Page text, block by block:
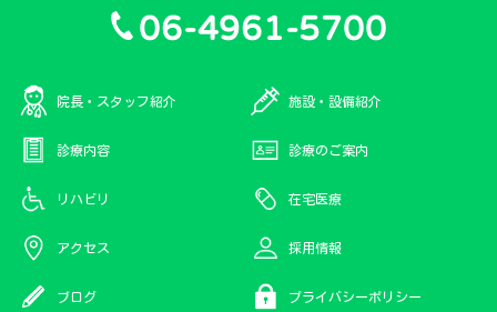
06-4961-5700
院長・スタッフ紹介 施設・設備紹介
診療内容 診療のご案内
リハビリ 在宅医療
アクセス 採用情報
ブログ プライバシーポリシー